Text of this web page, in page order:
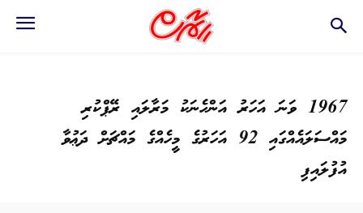
1967 ވަނަ އަހަރު އަންހެނަކު މަރާލައި ރޭޕްކުރި
މައްސަލައެއްގައި 92 އަހަރުގެ މީހެއްގެ މައްޗަށް ދަޢުވާ
އުފުލައިފި